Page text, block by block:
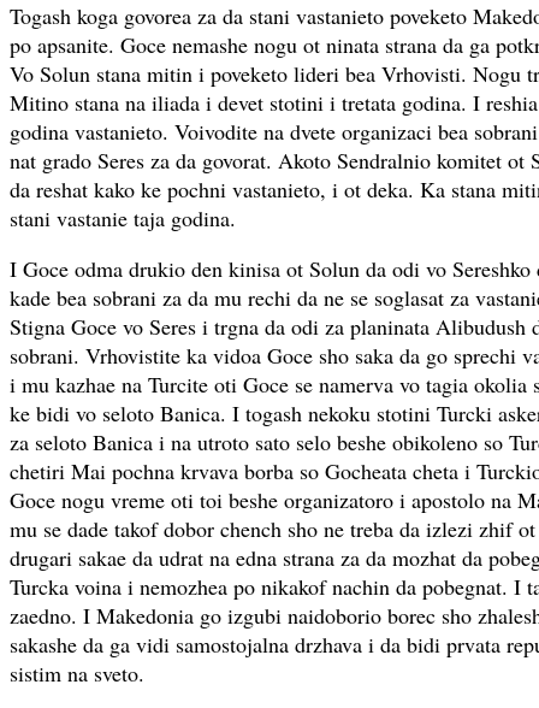
Togash koga govorea za da stani vastanieto poveketo
po apsanite. Goce nemashe nogu ot ninata strana da ga
Vo Solun stana mitin i poveketo lideri bea Vrhovisti. Nogu
Mitino stana na iliada i devet stotini i tretata godina. I
godina vastanieto. Voivodite na dvete organizaci bea
nat grado Seres za da govorat. Akoto Sendralnio komitet ot
da reshat kako ke pochni vastanieto, i ot deka. Ka stana
stani vastanie taja godina.
I Goce odma drukio den kinisa ot Solun da odi vo
kade bea sobrani za da mu rechi da ne se soglasat za
Stigna Goce vo Seres i trgna da odi za planinata Alibudush
sobrani. Vrhovistite ka vidoa Goce sho saka da go sprechi
i mu kazhae na Turcite oti Goce se namerva vo tagia
ke bidi vo seloto Banica. I togash nekoku stotini Turcki
za seloto Banica i na utroto sato selo beshe obikoleno so
chetiri Mai pochna krvava borba so Gocheata cheta i
Goce nogu vreme oti toi beshe organizatoro i apostolo na
mu se dade takof dobor chench sho ne treba da izlezi zhif
drugari sakae da udrat na edna strana za da mozhat da
Turcka voina i nemozhea po nikakof nachin da pobegnat. I
zaedno. I Makedonia go izgubi naidoborio borec sho
sakashe da ga vidi samostojalna drzhava i da bidi prvata
sistim na sveto.